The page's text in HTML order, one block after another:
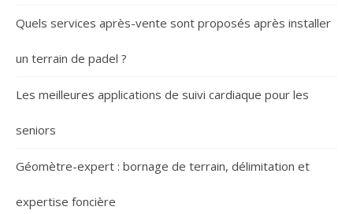
Quels services après-vente sont proposés après installer
un terrain de padel ?
Les meilleures applications de suivi cardiaque pour les
seniors
Géomètre-expert : bornage de terrain, délimitation et
expertise foncière